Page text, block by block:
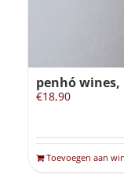
penhó
€18,90
Toevoegen aan